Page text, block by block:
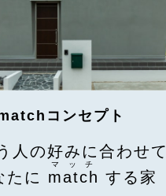
コンセプト
人の好みに合わせて
たに match
マッチ
する家